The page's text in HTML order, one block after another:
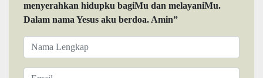
menyerahkan hidupku bagiMu dan melayaniMu.
Dalam nama Yesus aku berdoa. Amin”